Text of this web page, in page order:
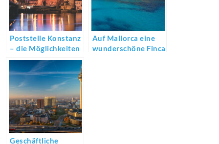
Poststelle Konstanz
– die Möglichkeiten
sind facettenreich
Auf Mallorca eine
wunderschöne Finca
Geschäftliche